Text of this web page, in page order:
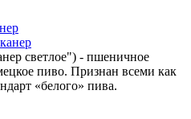
светлое") - пшеничное
пиво. Признан всеми как
«белого» пива.